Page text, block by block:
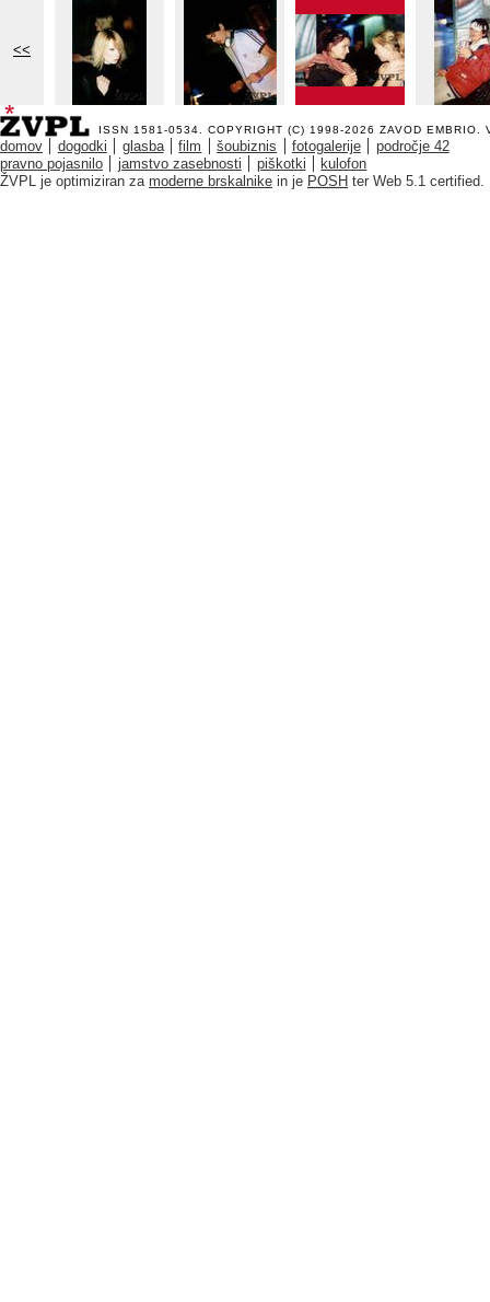
<<
ISSN 1581-0534. COPYRIGHT (C) 1998-2026 ZAVOD EMBRIO .
domov dogodki glasba film šoubiznis fotogalerije
področje 42
pravno pojasnilo
jamstvo zasebnosti piškotki
kulofon
ŽVPL je optimiziran za moderne brskalnike in je POSH ter Web 5.1 certified.